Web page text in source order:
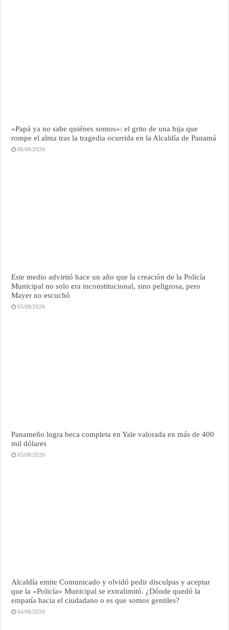
«Papá ya no sabe quiénes somos»: el grito de una hija que
rompe el alma tras la tragedia ocurrida en la Alcaldía de Panamá
06/08/2026
Este medio advirtió hace un año que la creación de la Policía
Municipal no solo era inconstitucional, sino peligrosa, pero
Mayer no escuchó
05/08/2026
Panameño logra beca completa en Yale valorada en más de 400
mil dólares
05/08/2026
Alcaldía emite Comunicado y olvidó pedir disculpas y aceptar
que la «Policía» Municipal se extralimitó. ¿Dónde quedó la
empatía hacia el ciudadano o es que somos gentiles?
04/08/2026